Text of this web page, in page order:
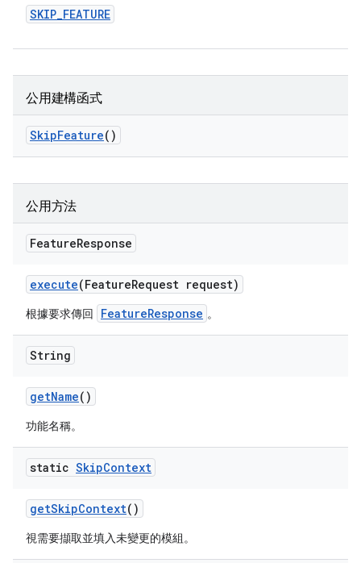
SKIP_FEATURE
公用建構函式
SkipFeature()
公用方法
FeatureResponse
execute(FeatureRequest request)
根據要求傳回 FeatureResponse 。
String
getName()
功能名稱。
static SkipContext
getSkipContext()
視需要擷取並填入未變更的模組。